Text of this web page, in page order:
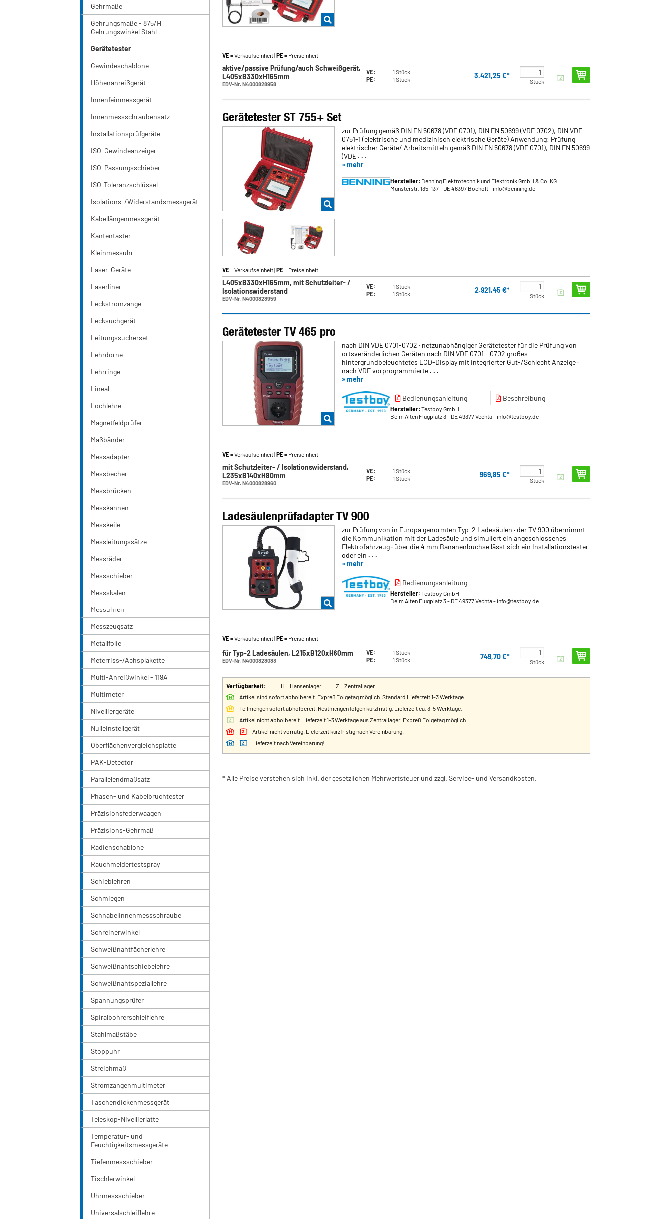
Gehrmaße
Gehrungsmaße - 875/H
Gehrungswinkel Stahl
Gerätetester
Gewindeschablone
Höhenanreißgerät
Innenfeinmessgerät
Innenmessschraubensatz
Installationsprüfgeräte
ISO-Gewindeanzeiger
ISO-Passungsschieber
ISO-Toleranzschlüssel
Isolations-/Widerstandsmessgerät
Kabellängenmessgerät
Kantentaster
Kleinmessuhr
Laser-Geräte
Laserliner
Leckstromzange
Lecksuchgerät
Leitungssucherset
Lehrdorne
Lehrringe
Lineal
Lochlehre
Magnetfeldprüfer
Maßbänder
Messadapter
Messbecher
Messbrücken
Messkannen
Messkeile
Messleitungssätze
Messräder
Messschieber
Messskalen
Messuhren
Messzeugsatz
Metallfolie
Meterriss-/Achsplakette
Multi-Anreißwinkel - 119A
Multimeter
Nivelliergeräte
Nulleinstellgerät
Oberflächenvergleichsplatte
PAK-Detector
Parallelendmaßsatz
Phasen- und Kabelbruchtester
Präzisionsfederwaagen
Präzisions-Gehrmaß
Radienschablone
Rauchmeldertestspray
Schieblehren
Schmiegen
Schnabelinnenmessschraube
Schreinerwinkel
Schweißnahtfächerlehre
Schweißnahtschiebelehre
Schweißnahtspeziallehre
Spannungsprüfer
Spiralbohrerschleiflehre
Stahlmaßstäbe
Stoppuhr
Streichmaß
Stromzangenmultimeter
Taschendickenmessgerät
Teleskop-Nivellierlatte
Temperatur- und
Feuchtigkeitsmessgeräte
Tiefenmessschieber
Tischlerwinkel
Uhrmessschieber
Universalschleiflehre
VE= Verkaufseinheit |PE= Preiseinheit
aktive/passive Prüfung/auch Schweißgerät,
L405xB330xH165mm
EDV-Nr. N4000828958
VE:
1 Stück
PE:
1 Stück 3.421,25 €*
Stück
Gerätetester ST 755+ Set
zur Prüfung gemäß DIN EN 50678 (VDE 0701), DIN EN 50699 (VDE 0702), DIN VDE
0751-1 (elektrische und medizinisch elektrische Geräte) Anwendung: Prüfung
elektrischer Geräte/ Arbeitsmitteln gemäß DIN EN 50678 (VDE 0701), DIN EN 50699
(VDE. . .
» mehr
Hersteller: Benning Elektrotechnik und Elektronik GmbH & Co. KG
Münsterstr. 135-137- DE 46397 Bocholt- info@benning.de
VE= Verkaufseinheit |PE= Preiseinheit
L405xB330xH165mm, mit Schutzleiter- /
Isolationswiderstand
EDV-Nr. N4000828959
VE:
1 Stück
PE:
1 Stück 2.921,45 €*
Stück
Gerätetester TV 465 pro
nach DIN VDE 0701-0702 · netzunabhängiger Gerätetester für die Prüfung von
ortsveränderlichen Geräten nach DIN VDE 0701 - 0702 großes
hintergrundbeleuchtetes LCD-Display mit integrierter Gut-/Schlecht Anzeige ·
nach VDE vorprogrammierte. . .
» mehr
Bedienungsanleitung Beschreibung
Hersteller: Testboy GmbH
Beim Alten Flugplatz 3- DE 49377 Vechta- info@testboy.de
VE= Verkaufseinheit |PE= Preiseinheit
mit Schutzleiter- / Isolationswiderstand,
L235xB140xH80mm
EDV-Nr. N4000828960
VE:
1 Stück
PE:
1 Stück 969,85 €*
Stück
Ladesäulenprüfadapter TV 900
zur Prüfung von in Europa genormten Typ-2 Ladesäulen · der TV 900 übernimmt
die Kommunikation mit der Ladesäule und simuliert ein angeschlossenes
Elektrofahrzeug · über die 4 mm Bananenbuchse lässt sich ein Installationstester
oder ein . . .
» mehr
Bedienungsanleitung
Hersteller: Testboy GmbH
Beim Alten Flugplatz 3- DE 49377 Vechta- info@testboy.de
VE= Verkaufseinheit |PE= Preiseinheit
für Typ-2 Ladesäulen, L215xB120xH60mm
EDV-Nr. N4000828083
VE:
1 Stück
PE:
1 Stück 749,70 €*
Stück
Verfügbarkeit: H = Hansenlager
Z = Zentrallager
Artikel sind sofort abholbereit. Expreß Folgetag möglich. Standard Lieferzeit 1-3 Werktage.
Teilmengen sofort abholbereit. Restmengen folgen kurzfristig. Lieferzeit ca. 3-5 Werktage.
Artikel nicht abholbereit. Lieferzeit 1-3 Werktage aus Zentrallager. Expreß Folgetag möglich.
Artikel nicht vorrätig. Lieferzeit kurzfristig nach Vereinbarung.
Lieferzeit nach Vereinbarung!
* Alle Preise verstehen sich inkl. der gesetzlichen Mehrwertsteuer und zzgl. Service- und Versandkosten.